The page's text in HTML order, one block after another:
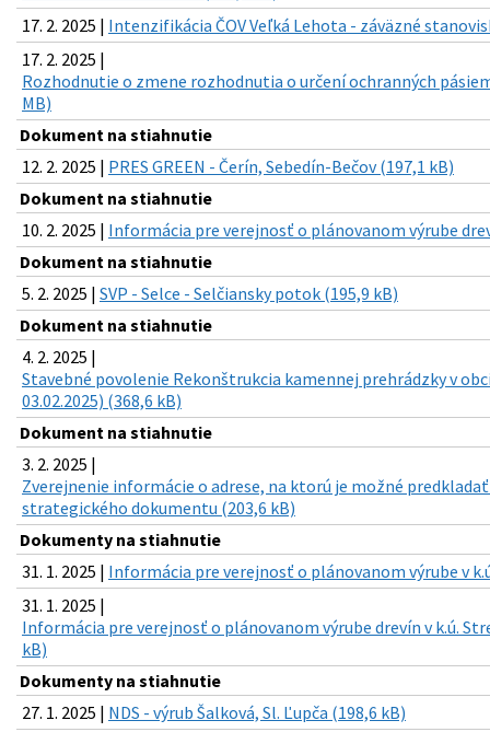
17. 2. 2025 | Intenzifikácia ČOV Veľká Lehota - záväzné
17. 2. 2025 |
Rozhodnutie o zmene rozhodnutia o určení ochranných
MB)
Dokument na stiahnutie
12. 2. 2025 | PRES GREEN - Čerín, Sebedín-Bečov (197,1 kB)
Dokument na stiahnutie
10. 2. 2025 | Informácia pre verejnosť o plánovanom výrube
Dokument na stiahnutie
5. 2. 2025 | SVP - Selce - Selčiansky potok (195,9 kB)
Dokument na stiahnutie
4. 2. 2025 |
Stavebné povolenie Rekonštrukcia kamennej prehrádzky v
03.02.2025) (368,6 kB)
Dokument na stiahnutie
3. 2. 2025 |
Zverejnenie informácie o adrese, na ktorú je možné
strategického dokumentu (203,6 kB)
Dokumenty na stiahnutie
31. 1. 2025 | Informácia pre verejnosť o plánovanom výrube v
31. 1. 2025 |
Informácia pre verejnosť o plánovanom výrube drevín v k.ú.
kB)
Dokumenty na stiahnutie
27. 1. 2025 | NDS - výrub Šalková, Sl. Ľupča (198,6 kB)